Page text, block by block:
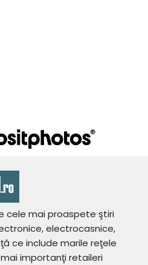
cele mai proaspete ştiri
electrocasnice,
ce include marile reţele
importanţi retaileri